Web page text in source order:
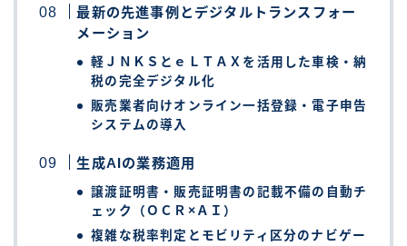
最新の先進事例とデジタルトランスフォー
メーション
軽ＪＮＫＳとｅＬＴＡＸを活用した車検・納
税の完全デジタル化
販売業者向けオンライン一括登録・電子申告
システムの導入
生成AIの業務適用
譲渡証明書・販売証明書の記載不備の自動チ
ェック（ＯＣＲ×ＡＩ）
複雑な税率判定とモビリティ区分のナビゲー